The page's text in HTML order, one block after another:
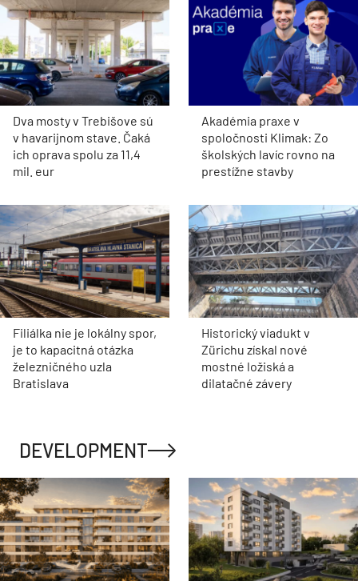
Dva mosty v Trebišove sú
v havarijnom stave. Čaká
ich oprava spolu za 11,4
mil. eur
Akadémia praxe v
spoločnosti Klimak: Zo
školských lavíc rovno na
prestížne stavby
Filiálka nie je lokálny spor,
je to kapacitná otázka
železničného uzla
Bratislava
Historický viadukt v
Zürichu získal nové
mostné ložiská a
dilatačné závery
DEVELOPMENT